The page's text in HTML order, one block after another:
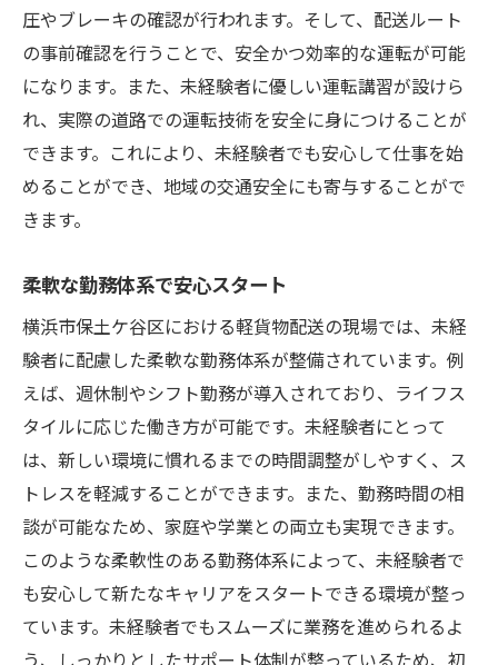
圧やブレーキの確認が行われます。そして、配送ルート
の事前確認を行うことで、安全かつ効率的な運転が可能
になります。また、未経験者に優しい運転講習が設けら
れ、実際の道路での運転技術を安全に身につけることが
できます。これにより、未経験者でも安心して仕事を始
めることができ、地域の交通安全にも寄与することがで
きます。
柔軟な勤務体系で安心スタート
横浜市保土ケ谷区における軽貨物配送の現場では、未経
験者に配慮した柔軟な勤務体系が整備されています。例
えば、週休制やシフト勤務が導入されており、ライフス
タイルに応じた働き方が可能です。未経験者にとって
は、新しい環境に慣れるまでの時間調整がしやすく、ス
トレスを軽減することができます。また、勤務時間の相
談が可能なため、家庭や学業との両立も実現できます。
このような柔軟性のある勤務体系によって、未経験者で
も安心して新たなキャリアをスタートできる環境が整っ
ています。未経験者でもスムーズに業務を進められるよ
う、しっかりとしたサポート体制が整っているため、初